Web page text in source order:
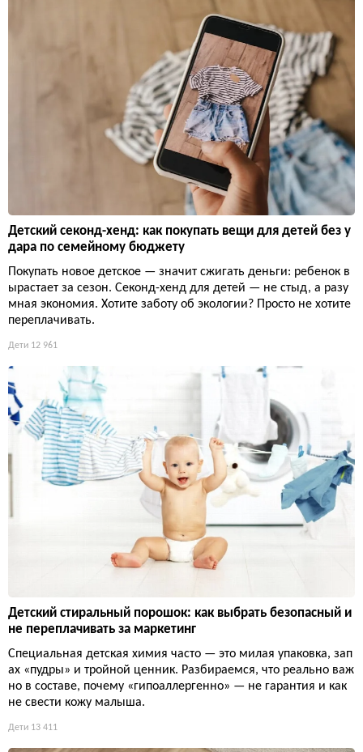
Детский секонд-хенд: как покупать вещи для детей без у
дара по семейному бюджету
Покупать новое детское — значит сжигать деньги: ребенок в
ырастает за сезон. Секонд-хенд для детей — не стыд, а разу
мная экономия. Хотите заботу об экологии? Просто не хотите
переплачивать.
Дети 12 961
Детский стиральный порошок: как выбрать безопасный и
не переплачивать за маркетинг
Специальная детская химия часто — это милая упаковка, зап
ах «пудры» и тройной ценник. Разбираемся, что реально важ
но в составе, почему «гипоаллергенно» — не гарантия и как
не свести кожу малыша.
Дети 13 411